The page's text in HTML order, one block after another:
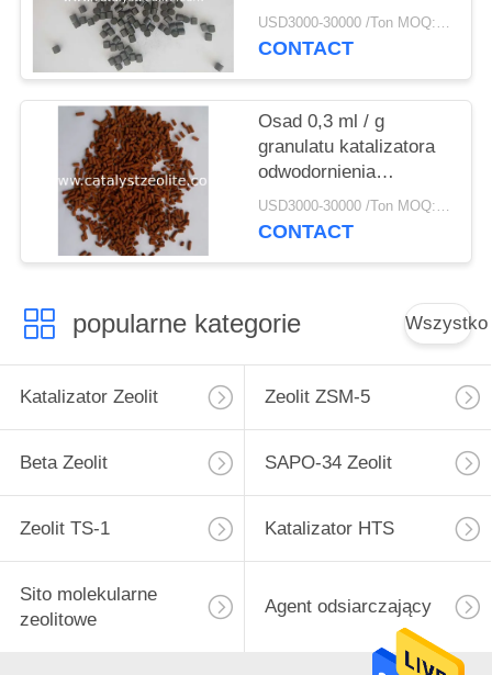
cykloheksanonu
USD3000-30000 /Ton MOQ:1 KG
CONTACT
Osad 0,3 ml / g
granulatu katalizatora
odwodornienia
etylobenzenu
USD3000-30000 /Ton MOQ:1 KG
CONTACT
popularne kategorie Wszystko
Katalizator Zeolit Zeolit ​​ZSM-5
Beta Zeolit SAPO-34 Zeolit
Zeolit ​​TS-1 Katalizator HTS
Sito molekularne
zeolitowe
Agent odsiarczający